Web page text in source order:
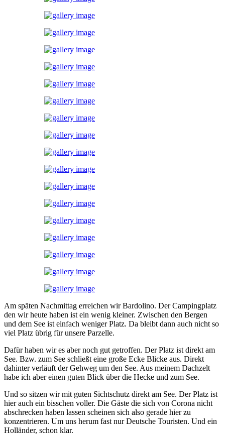
Am späten Nachmittag erreichen wir Bardolino. Der Campingplatz
den wir heute haben ist ein wenig kleiner. Zwischen den Bergen
und dem See ist einfach weniger Platz. Da bleibt dann auch nicht so
viel Platz übrig für unsere Parzelle.
Dafür haben wir es aber noch gut getroffen. Der Platz ist direkt am
See. Bzw. zum See schließt eine große Ecke Blicke aus. Direkt
dahinter verläuft der Gehweg um den See. Aus meinem Dachzelt
habe ich aber einen guten Blick über die Hecke und zum See.
Und so sitzen wir mit guten Sichtschutz direkt am See. Der Platz ist
hier auch ein bisschen voller. Die Gäste die sich von Corona nicht
abschrecken haben lassen scheinen sich also gerade hier zu
konzentrieren. Um uns herum fast nur Deutsche Touristen. Und ein
Holländer, schon klar.